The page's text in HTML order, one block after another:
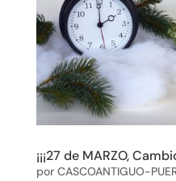
¡¡¡27 de MARZO,
por CASCOANTIGUO-